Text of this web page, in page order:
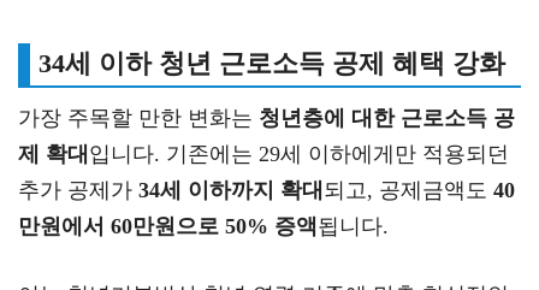
34세 이하 청년 근로소득 공제 혜택 강화
가장 주목할 만한 변화는 청년층에 대한 근로소득 공
제 확대 입니다. 기존에는 29세 이하에게만 적용되던
추가 공제가 34세 이하까지 확대 되고, 공제금액도 40
만원에서 60만원으로 50% 증액됩니다.